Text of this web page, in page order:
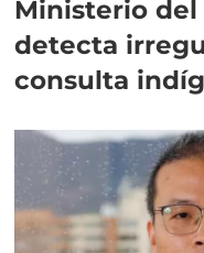
Ministerio
detecta
consulta